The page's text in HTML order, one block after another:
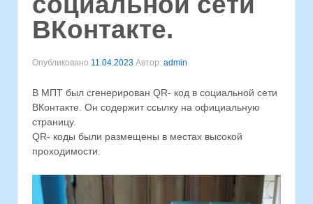
ВКонтакте.
Опубликовано 11.04.2023 Автор: admin
В МПТ был сгенерирован QR- код в социальной сети
ВКонтакте. Он содержит ссылку на официальную
страницу.
QR- коды были размещены в местах высокой
проходимости.